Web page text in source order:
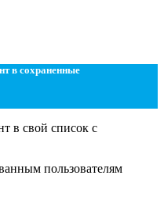
в сохраненные
в свой список с
пользователям